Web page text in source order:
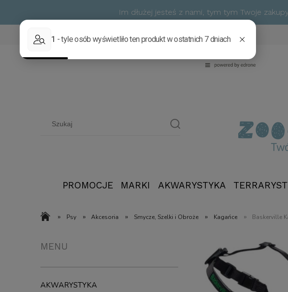
Im dłużej jesteś z nami, tym tym Twoje
PROMOCJE MARKI AKWARYSTYKA
» Psy » Akcesoria » Smycze, Szelki i Obroże » Kagańce » Baskerville
MENU
AKWARYSTYKA